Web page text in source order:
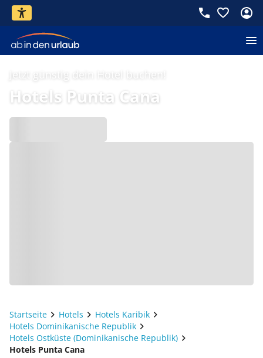
Jetzt günstig dein Hotel buchen!
Hotels Punta Cana
Startseite Hotels
Hotels Karibik
Hotels Dominikanische Republik
Hotels Ostküste (Dominikanische Republik)
Hotels Punta Cana